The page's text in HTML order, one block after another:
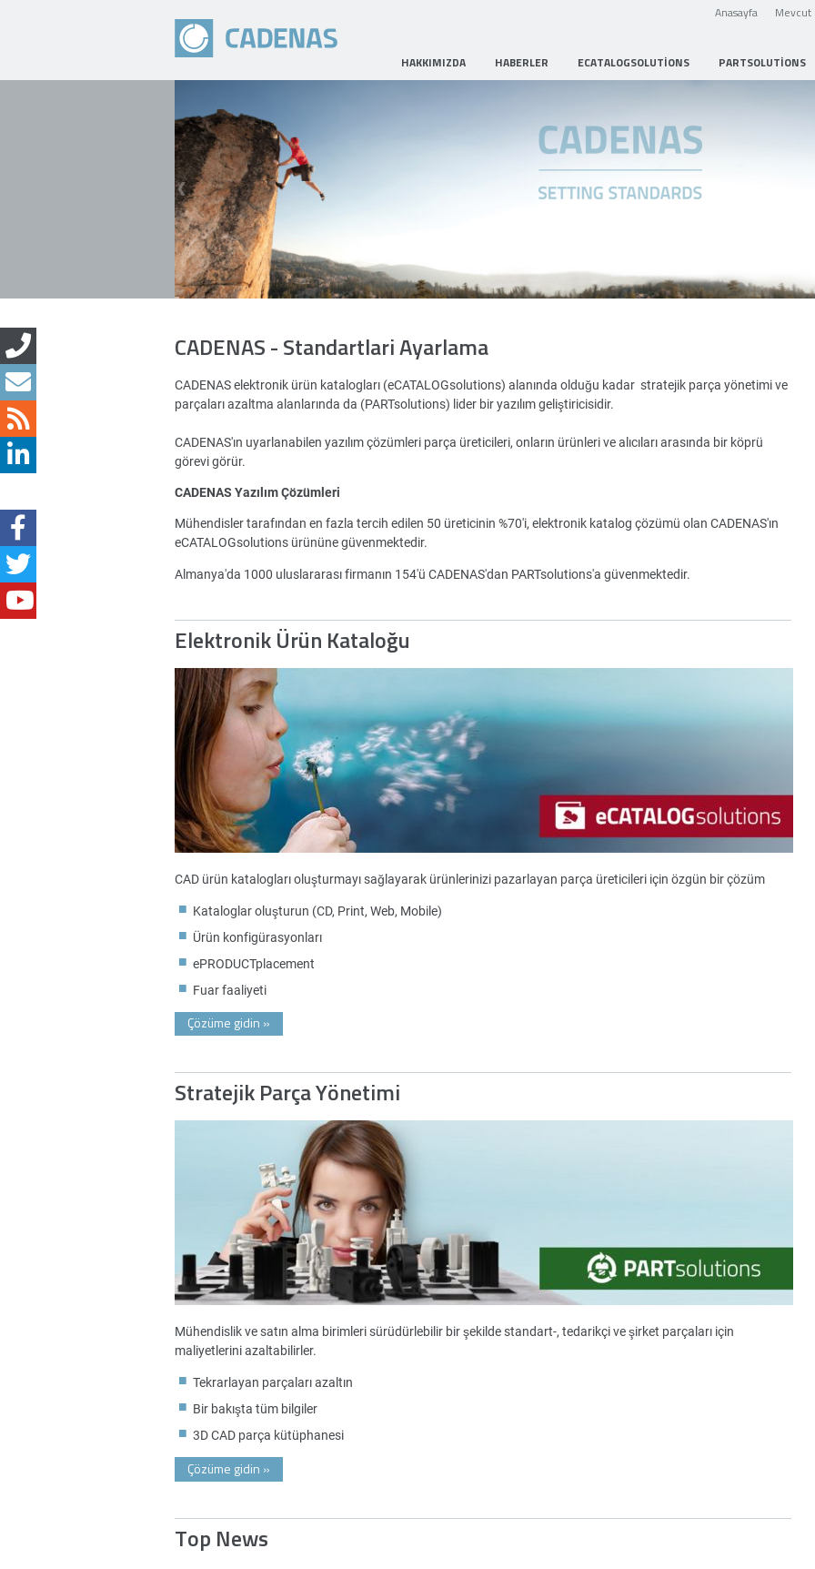
Anasayfa Mevcut
HAKKIMIZDA HABERLER ECATALOGSOLUTIONS PARTSOLUTIONS
CADENAS - Standartlari Ayarlama
CADENAS elektronik ürün katalogları (eCATALOGsolutions) alanında olduğu kadar stratejik parça yönetimi ve
parçaları azaltma alanlarında da (PARTsolutions) lider bir yazılım geliştiricisidir.
CADENAS'ın uyarlanabilen yazılım çözümleri parça üreticileri, onların ürünleri ve alıcıları arasında bir köprü
görevi görür.
CADENAS Yazılım Çözümleri
Mühendisler tarafından en fazla tercih edilen 50 üreticinin %70'i, elektronik katalog çözümü olan CADENAS'ın
eCATALOGsolutions ürününe güvenmektedir.
Almanya'da 1000 uluslararası firmanın 154'ü CADENAS'dan PARTsolutions'a güvenmektedir.
Elektronik Ürün Kataloğu
CAD ürün katalogları oluşturmayı sağlayarak ürünlerinizi pazarlayan parça üreticileri için özgün bir çözüm
Kataloglar oluşturun (CD, Print, Web, Mobile)
Ürün konfigürasyonları
ePRODUCTplacement
Fuar faaliyeti
Çözüme gidin »
Stratejik Parça Yönetimi
Mühendislik ve satın alma birimleri sürüdürlebilir bir şekilde standart-, tedarikçi ve şirket parçaları için
maliyetlerini azaltabilirler.
Tekrarlayan parçaları azaltın
Bir bakışta tüm bilgiler
3D CAD parça kütüphanesi
Çözüme gidin »
Top News